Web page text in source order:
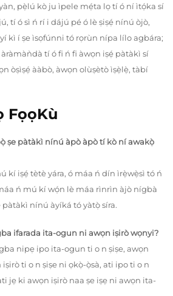
pẹ̀lú kò ju ìpele mẹ́ta lọ tí ó ní ìtọ́ka sí
tí ó sì ń rí i dájú pé ó lè ṣiṣẹ́ nínú òjò,
kì í ṣe ìsọfúnni tó rọrùn nípa lílo agbára;
tí ó fi ń fi àwọn iṣẹ́ pàtàkì sí
òṣìṣẹ́ ààbò, àwọn olùṣètò ìṣẹ̀lẹ̀, tàbí
FọọKù
ṣe pàtàkì nínú àpò àpò tí kò ní awakọ̀
kí iṣẹ́ tètè yára, ó máa ń dín ìrẹ̀wẹ̀sì tó ń
ń mú kí wọ́n lè máa rìnrìn àjò nígbà
nínú àyíká tó yàtọ̀ síra.
ifarada ita-ogun ni awọn iṣirò wọnyi?
nipẹ ipo ita-ogun ti o n ṣiṣe, awọn
ti o n ṣiṣe ni ọkọ̀-ọ̀sà, ati ipo ti o n
jẹ ki awọn iṣirò naa ṣe iṣẹ ni awọn ita-